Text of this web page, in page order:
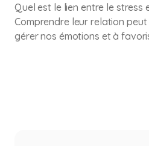
Quel est le lien entre le stress
Comprendre leur relation
gérer nos émotions et à